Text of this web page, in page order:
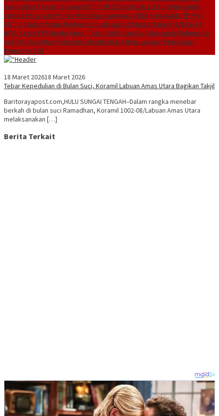
Sampaikan Pesan Semarak HUT RI UFO Electronics & Furniture Gelar
Zumba Party dan Promo Merdeka Supersale 2026Kreativitas TP PKK
HST di Tangan Mama Deden Berbuah Juara I Tingkat KalselHUT ke-14
IWO, Ketua PWI Barito Timur: Tetap Solid dan Berpihak pada Kebenaran
SATPAS Satlantas Polresta Palangka Raya Beri Layanan Prima bagi
Pemohon SIM
18 Maret 202618 Maret 2026
Tebar Kepedulian di Bulan Suci, Koramil Labuan Amas Utara Bagikan Takjil
Baritorayapost.com,HULU SUNGAI TENGAH–Dalam rangka menebar
berkah di bulan suci Ramadhan, Koramil 1002-08/Labuan Amas Utara
melaksanakan […]
Berita Terkait